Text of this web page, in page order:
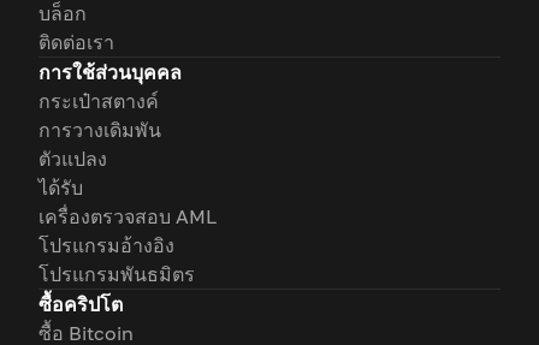
บล็อก
ติดต่อเรา
การใช้ส่วนบุคคล
กระเป๋าสตางค์
การวางเดิมพัน
ตัวแปลง
ได้รับ
เครื่องตรวจสอบ AML
โปรแกรมอ้างอิง
โปรแกรมพันธมิตร
ซื้อคริปโต
ซื้อ Bitcoin